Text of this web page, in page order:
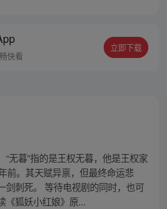
快看
立即下载
“无暮”指的是王权无暮，他是王权家
前。其天赋异禀，但最终命运悲
剑刺死。 等待电视剧的同时，也可
《狐妖小红娘》原...